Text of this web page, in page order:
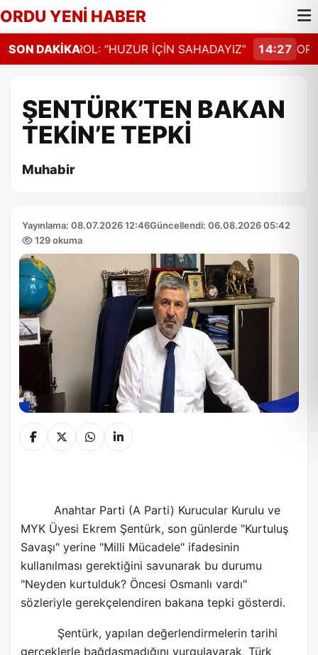
ORDU YENİ HABER
SON DAKİKA
VALİ EROL: “HUZUR İÇİN SAHADAYIZ” 14:27
ŞENTÜRK’TEN BAKAN
TEKİN’E TEPKİ
Muhabir
Yayınlama: 08.07.2026 12:46Güncellendi: 06.08.2026 05:42
129 okuma
Anahtar Parti (A Parti) Kurucular Kurulu ve
MYK Üyesi Ekrem Şentürk, son günlerde "Kurtuluş
Savaşı" yerine "Milli Mücadele" ifadesinin
kullanılması gerektiğini savunarak bu durumu
"Neyden kurtulduk? Öncesi Osmanlı vardı"
sözleriyle gerekçelendiren bakana tepki gösterdi.
Şentürk, yapılan değerlendirmelerin tarihi
gerçeklerle bağdaşmadığını vurgulayarak, Türk